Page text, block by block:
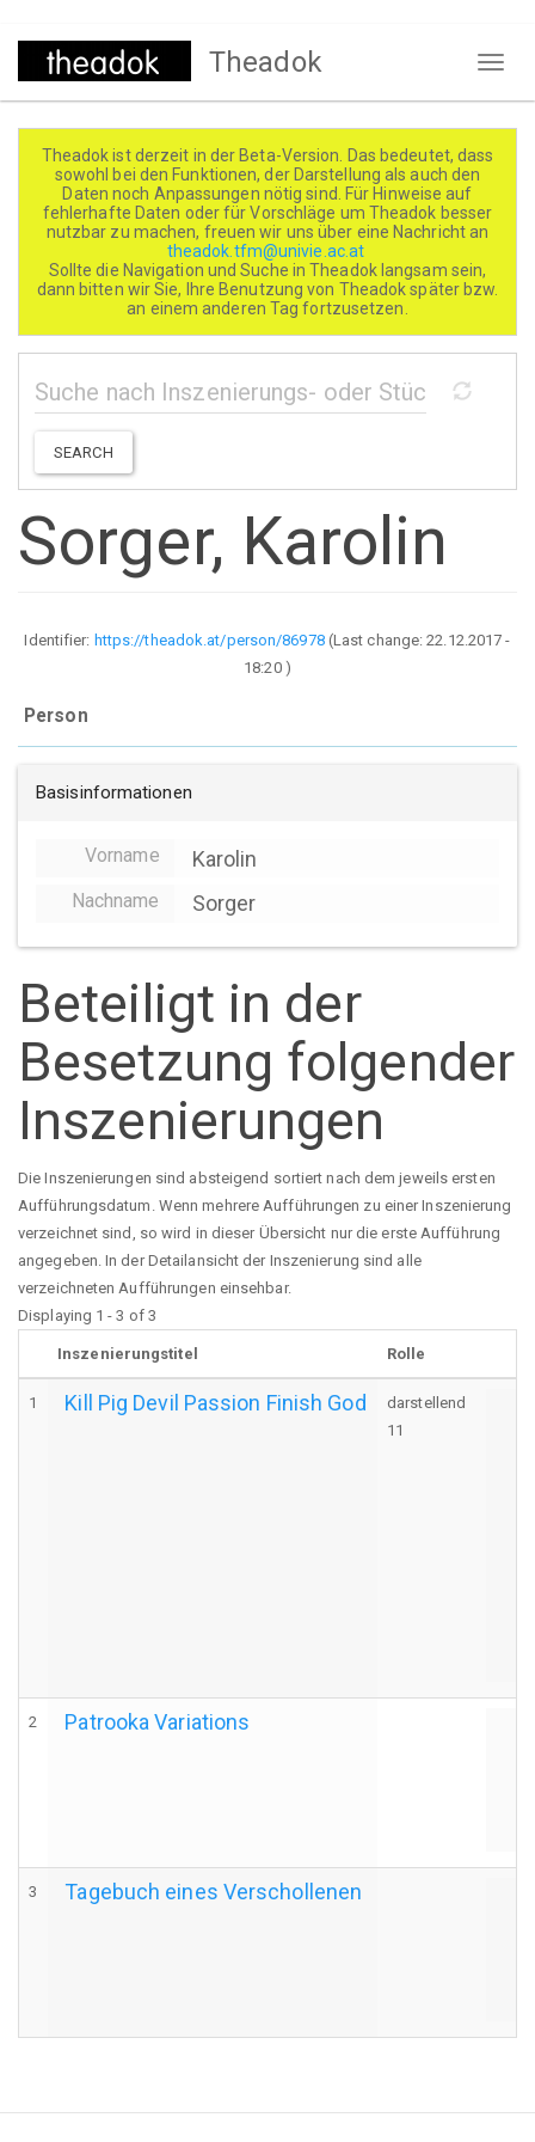
Direkt
Theadok
Theadok ist derzeit in der Beta-Version. Das bedeutet, dass
sowohl bei den Funktionen, der Darstellung als auch den
Daten noch Anpassungen nötig sind. Für Hinweise auf
fehlerhafte Daten oder für Vorschläge um Theadok besser
nutzbar zu machen, freuen wir uns über eine Nachricht an
theadok.tfm@univie.ac.at
Sollte die Navigation und Suche in Theadok langsam sein,
dann bitten wir Sie, Ihre Benutzung von Theadok später bzw.
an einem anderen Tag fortzusetzen.
SEARCH
Sorger, Karolin
Identifier: https://theadok.at/person/86978(Last change:22.12.2017 -
18:20)
Person
Basisinformationen
Vorname Karolin
Nachname Sorger
Beteiligt in der
Besetzung folgender
Inszenierungen
Die Inszenierungen sind absteigend sortiert nach dem jeweils ersten
Aufführungsdatum. Wenn mehrere Aufführungen zu einer Inszenierung
verzeichnet sind, so wird in dieser Übersicht nur die erste Aufführung
angegeben. In der Detailansicht der Inszenierung sind alle
verzeichneten Aufführungen einsehbar.
Displaying 1 - 3 of 3
Inszenierungstitel Rolle
1 Kill Pig Devil Passion Finish God
darstellend
11
2 Patrooka Variations
3 Tagebuch eines Verschollenen